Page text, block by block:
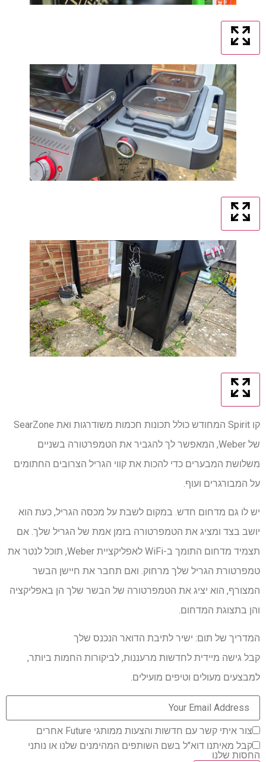
קו Spirit המחודש כולל תכונות חכמות משודרגות ואת SearZone
של Weber, המאפשר לך להגביר את הטמפרטורה בשניים
משלושת המבערים כדי להכות את קווי הגריל הצרובים החתומים
על המבורגרים ועוף.
יש לו גם מדחום חדש. במקום לשבת על מכסה הגריל, כעת הוא
יושב בצד ומציג את הטמפרטורה בזמן אמת של הגריל שלך. אם
תצמיד מדחום התומך ב-WiFi לאפליקציית Weber, תוכל לנטר את
טמפרטורת הגריל שלך מרחוק. ואם תחבר את חיישן הבשר
המצורף, הוא יציג את הטמפרטורה של הבשר שלך הן באפליקציה
והן בתצוגת המדחום.
המדריך של תום: ישיר לתיבת הדואר הנכנס שלך
קבל גישה מיידית לחדשות מרעננות, לביקורות החמות ביותר,
למבצעים מעולים וטיפים מועילים.
צור איתי קשר עם חדשות והצעות ממותגי Future אחרים
קבל מאיתנו דוא"ל בשם השותפים המהימנים שלנו או נותני
החסות שלנו